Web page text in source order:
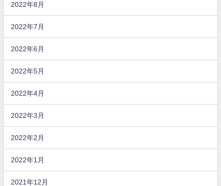
2022年8月
2022年7月
2022年6月
2022年5月
2022年4月
2022年3月
2022年2月
2022年1月
2021年12月